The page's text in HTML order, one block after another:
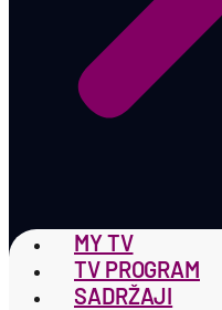
MY TV
TV PROGRAM
SADRŽAJI